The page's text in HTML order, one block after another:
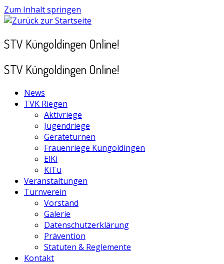
Zum Inhalt springen
STV Küngoldingen Online!
STV Küngoldingen Online!
News
TVK Riegen
Aktivriege
Jugendriege
Geräteturnen
Frauenriege Küngoldingen
ElKi
KiTu
Veranstaltungen
Turnverein
Vorstand
Galerie
Datenschutzerklärung
Prävention
Statuten & Reglemente
Kontakt